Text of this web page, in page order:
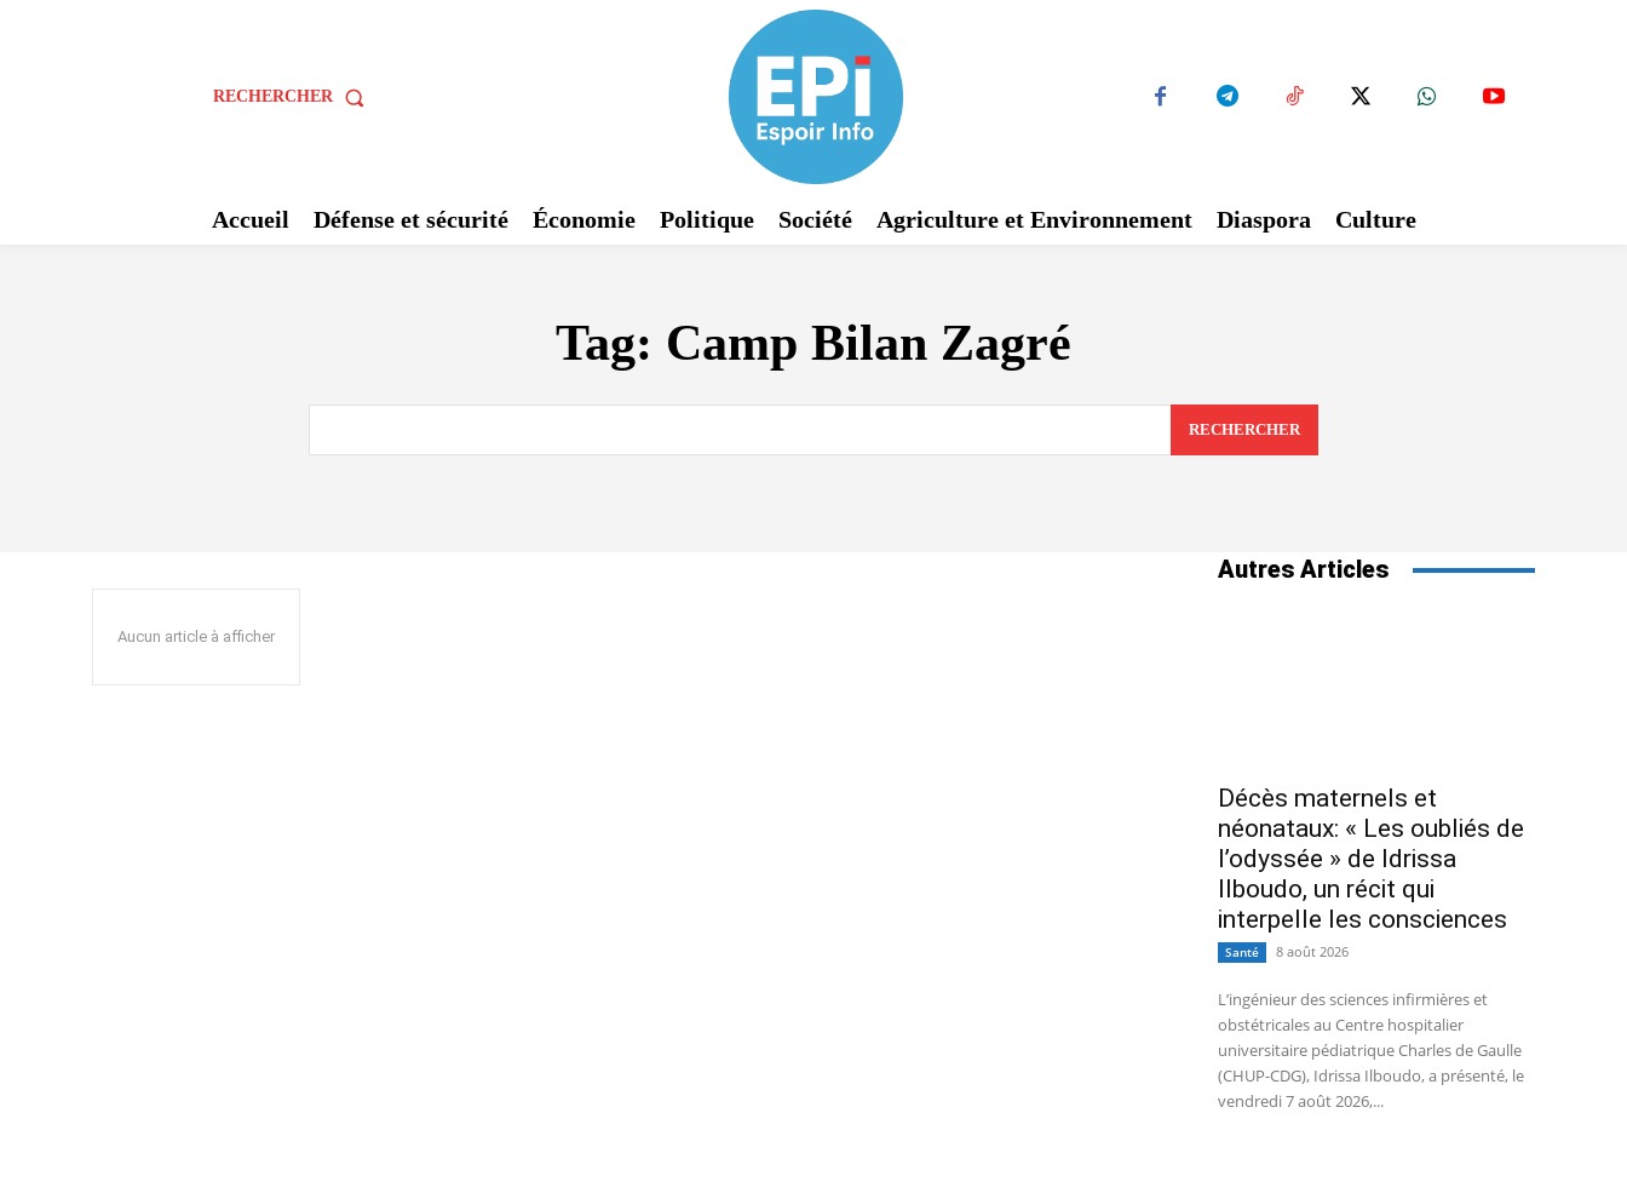
RECHERCHER
Accueil Défense et sécurité Économie Politique Société Agriculture et Environnement Diaspora Culture
Tag: Camp Bilan Zagré
RECHERCHER
Aucun article à afficher
Autres Articles
Décès maternels et
néonataux: « Les oubliés de
l’odyssée » de Idrissa
Ilboudo, un récit qui
interpelle les consciences
Santé 8 août 2026
L’ingénieur des sciences infirmières et
obstétricales au Centre hospitalier
universitaire pédiatrique Charles de Gaulle
(CHUP-CDG), Idrissa Ilboudo, a présenté, le
vendredi 7 août 2026,...